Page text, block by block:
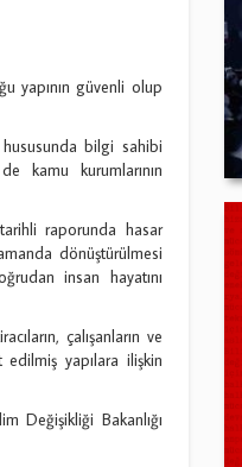
yapının güvenli olup
hususunda bilgi sahibi
kamu kurumlarının
raporunda hasar
dönüştürülmesi
insan hayatını
çalışanların ve
yapılara ilişkin
Değişikliği Bakanlığı